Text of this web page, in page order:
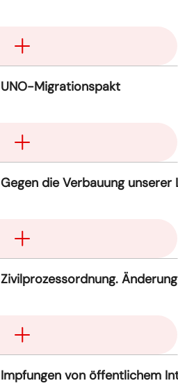
UNO-Migrationspakt
Gegen die Verbauung
Zivilprozessordnung. Änderung
Impfungen von öffentlichem